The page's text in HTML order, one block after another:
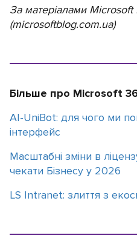
За матеріалами Microsoft
(microsoftblog.com.ua)
Більше про Microsoft
АІ-UniBot: для чого ми
інтерфейс
Масштабні зміни в
чекати Бізнесу у 2026
LS Intranet: злиття з